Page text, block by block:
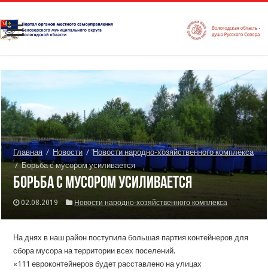
Главная / Новости / Новости народно-хозяйственного комплекса
/ Борьба с мусором усиливается
Борьба с мусором усиливается
02.08.2019 Новости народно-хозяйственного комплекса
На днях в наш район поступила большая партия контейнеров для
сбора мусора на территории всех поселений.
«111 евроконтейнеров будет расставлено на улицах